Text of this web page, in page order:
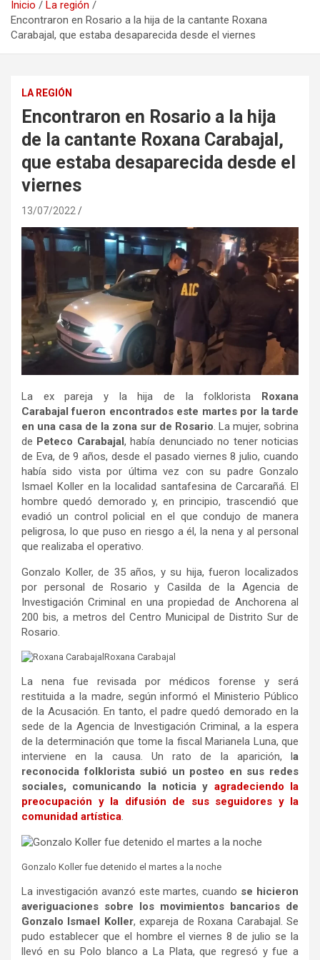
Inicio
La región
Encontraron en Rosario a la hija de la cantante Roxana
Carabajal, que estaba desaparecida desde el viernes
LA REGIÓN
Encontraron en Rosario a la hija
de la cantante Roxana Carabajal,
que estaba desaparecida desde el
viernes
13/07/2022
La ex pareja y la hija de la folklorista Roxana
Carabajal fueron encontrados este martes por la tarde
en una casa de la zona sur de Rosario. La mujer, sobrina
de Peteco Carabajal, había denunciado no tener noticias
de Eva, de 9 años, desde el pasado viernes 8 julio, cuando
había sido vista por última vez con su padre Gonzalo
Ismael Koller en la localidad santafesina de Carcarañá. El
hombre quedó demorado y, en principio, trascendió que
evadió un control policial en el que condujo de manera
peligrosa, lo que puso en riesgo a él, la nena y al personal
que realizaba el operativo.
Gonzalo Koller, de 35 años, y su hija, fueron localizados
por personal de Rosario y Casilda de la Agencia de
Investigación Criminal en una propiedad de Anchorena al
200 bis, a metros del Centro Municipal de Distrito Sur de
Rosario.
Roxana Carabajal
La nena fue revisada por médicos forense y será
restituida a la madre, según informó el Ministerio Público
de la Acusación. En tanto, el padre quedó demorado en la
sede de la Agencia de Investigación Criminal, a la espera
de la determinación que tome la fiscal Marianela Luna, que
interviene en la causa. Un rato de la aparición, la
reconocida folklorista subió un posteo en sus redes
sociales, comunicando la noticia y agradeciendo la
preocupación y la difusión de sus seguidores y la
comunidad artística.
Gonzalo Koller fue detenido el martes a la noche
La investigación avanzó este martes, cuando se hicieron
averiguaciones sobre los movimientos bancarios de
Gonzalo Ismael Koller, expareja de Roxana Carabajal. Se
pudo establecer que el hombre el viernes 8 de julio se la
llevó en su Polo blanco a La Plata, que regresó y fue a